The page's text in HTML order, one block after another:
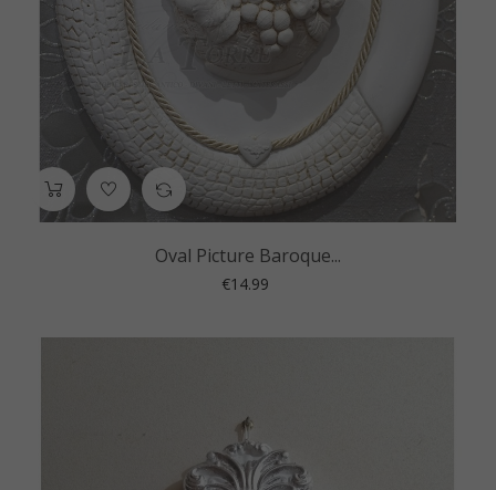
Oval Picture Baroque...
Price
€14.99